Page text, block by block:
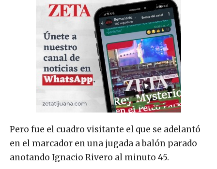
Pero fue el cuadro visitante el que se adelantó
en el marcador en una jugada a balón parado
anotando Ignacio Rivero al minuto 45.